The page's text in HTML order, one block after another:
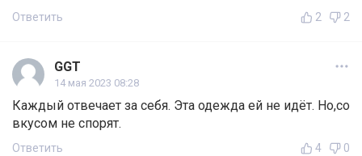
Ответить 2 2
GGT
14 мая 2023 08:28
Каждый отвечает за себя. Эта одежда ей не идёт. Но,со
вкусом не спорят.
Ответить 4 0